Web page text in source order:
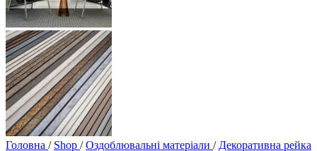
Головна / Shop / Оздоблювальні матеріали / Декоративна рейка